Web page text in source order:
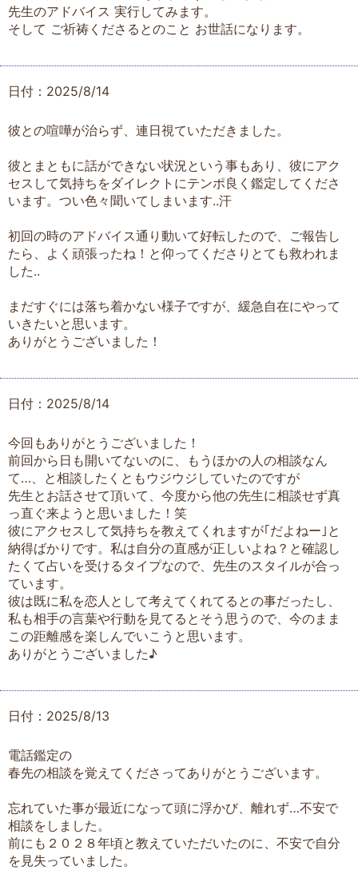
先生のアドバイス 実行してみます。
そして ご祈祷くださるとのこと お世話になります。
日付：2025/8/14
彼との喧嘩が治らず、連日視ていただきました。
彼とまともに話ができない状況という事もあり、彼にアク
セスして気持ちをダイレクトにテンポ良く鑑定してくださ
います。つい色々聞いてしまいます..汗
初回の時のアドバイス通り動いて好転したので、ご報告し
たら、よく頑張ったね！と仰ってくださりとても救われま
した..
まだすぐには落ち着かない様子ですが、緩急自在にやって
いきたいと思います。
ありがとうございました！
日付：2025/8/14
今回もありがとうございました！
前回から日も開いてないのに、もうほかの人の相談なん
て…、と相談したくともウジウジしていたのですが
先生とお話させて頂いて、今度から他の先生に相談せず真
っ直ぐ来ようと思いました！笑
彼にアクセスして気持ちを教えてくれますが｢だよねー｣と
納得ばかりです。私は自分の直感が正しいよね？と確認し
たくて占いを受けるタイプなので、先生のスタイルが合っ
ています。
彼は既に私を恋人として考えてくれてるとの事だったし、
私も相手の言葉や行動を見てるとそう思うので、今のまま
この距離感を楽しんでいこうと思います。
ありがとうございました♪
日付：2025/8/13
電話鑑定の
春先の相談を覚えてくださってありがとうございます。
忘れていた事が最近になって頭に浮かび、離れず…不安で
相談をしました。
前にも２０２８年頃と教えていただいたのに、不安で自分
を見失っていました。